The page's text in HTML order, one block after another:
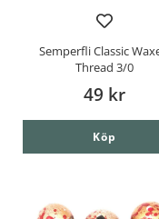
Semperfli Classic
Thread 3/0
49 kr
Köp